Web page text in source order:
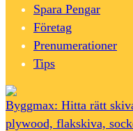
Spara Pengar
Företag
Prenumerationer
Tips
Byggmax: Hitta rätt
plywood, flakskiva,